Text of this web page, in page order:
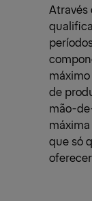
Através
de
mão-
que só